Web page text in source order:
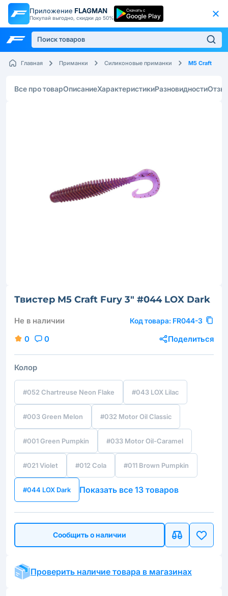
Приложение FLAGMAN
Покупай выгодно, скидки до 50%
Скачать с
Google Play
Главная Приманки Силиконовые приманки M5 Craft
Все про товарОписаниеХарактеристикиРазновидности
Твистер M5 Craft Fury 3" #044 LOX Dark
Не в наличии Код товара: FR044-3
0 0 Поделиться
Колор
#052 Chartreuse Neon Flake #043 LOX Lilac
#003 Green Melon #032 Motor Oil Classic
#001 Green Pumpkin #033 Motor Oil-Caramel
#021 Violet #012 Cola #011 Brown Pumpkin
#044 LOX Dark Показать все 13 товаров
Сообщить о наличии
Проверить наличие товара в магазинах